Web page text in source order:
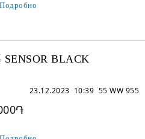
BLACK
55 WW 955
23.12.2023 10:39